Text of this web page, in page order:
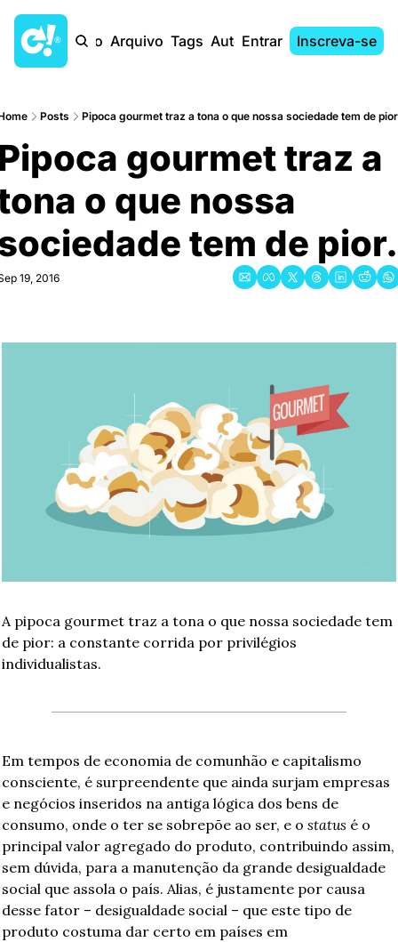
Início Arquivo Tags AutoresEntrar Inscreva-se
Posts Pipoca gourmet traz a tona o que nossa sociedade tem de
gourmet traz a
o que nossa
tem de pior.
19, 2016
A pipoca gourmet traz a tona o que nossa sociedade tem
de pior: a constante corrida por privilégios
individualistas.
Em tempos de economia de comunhão e capitalismo
consciente, é surpreendente que ainda surjam empresas
e negócios inseridos na antiga lógica dos bens de
consumo, onde o ter se sobrepõe ao ser, e o status é o
principal valor agregado do produto, contribuindo assim,
sem dúvida, para a manutenção da grande desigualdade
social que assola o país. Alias, é justamente por causa
desse fator – desigualdade social – que este tipo de
produto costuma dar certo em países em